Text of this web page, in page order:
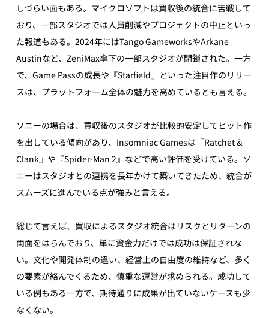
しづらい面もある。マイクロソフトは買収後の統合に苦戦して
おり、一部スタジオでは人員削減やプロジェクトの中止といっ
た報道もある。2024年にはTango GameworksやArkane
Austinなど、ZeniMax傘下の一部スタジオが閉鎖された。一方
で、Game Passの成長や『Starfield』といった注目作のリリー
スは、プラットフォーム全体の魅力を高めているとも言える。
ソニーの場合は、買収後のスタジオが比較的安定してヒット作
を出している傾向があり、Insomniac Gamesは『Ratchet &
Clank』や『Spider-Man 2』などで高い評価を受けている。ソ
ニーはスタジオとの連携を長年かけて築いてきたため、統合が
スムーズに進んでいる点が強みと言える。
総じて言えば、買収によるスタジオ統合はリスクとリターンの
両面をはらんでおり、単に資金力だけでは成功は保証されな
い。文化や開発体制の違い、経営上の自由度の維持など、多く
の要素が絡んでくるため、慎重な運営が求められる。成功して
いる例もある一方で、期待通りに成果が出ていないケースも少
なくない。